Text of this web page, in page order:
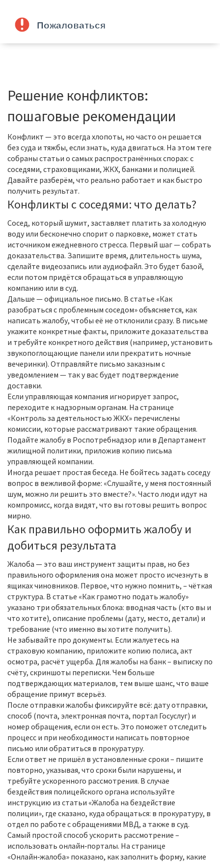
Решение конфликтов:
пошаговые рекомендации
Конфликт — это всегда хлопоты, но часто он решается
без суда и тяжбы, если знать, куда двигаться. На этом теге
собраны статьи о самых распространённых спорах: с
соседями, страховщиками, ЖКХ, банками и полицией.
Давайте разберём, что реально работает и как быстро
получить результат.
Конфликты с соседями: что делать?
Сосед, который шумит, заставляет платить за холодную
воду или бесконечно спорит о парковке, может стать
источником ежедневного стресса. Первый шаг — собрать
доказательства. Запишите время, длительность шума,
сделайте видеозапись или аудиофайл. Это будет базой,
если потом придётся обращаться в управляющую
компанию или в суд.
Дальше — официальное письмо. В статье «Как
разобраться с проблемным соседом» объясняется, как
написать жалобу, чтобы её не отклонили сразу. В письме
укажите конкретные факты, приложите доказательства
и требуйте конкретного действия (например, установить
звукопоглощающие панели или прекратить ночные
вечеринки). Отправляйте письмо заказным с
уведомлением — так у вас будет подтверждение
доставки.
Если управляющая компания игнорирует запрос,
переходите к надзорным органам. На странице
«Контроль за деятельностью ЖКХ» перечислены
комиссии, которые рассматривают такие обращения.
Подайте жалобу в Роспотребнадзор или в Департамент
жилищной политики, приложив копию письма
управляющей компании.
Иногда решает простая беседа. Не бойтесь задать соседу
вопрос в вежливой форме: «Слушайте, у меня постоянный
шум, можно ли решить это вместе?». Часто люди идут на
компромисс, когда видят, что вы готовы решить вопрос
мирно.
Как правильно оформить жалобу и
добиться результата
Жалоба — это ваш инструмент защиты прав, но без
правильного оформления она может просто исчезнуть в
ящиках чиновников. Первое, что нужно помнить, – чёткая
структура. В статье «Как грамотно подать жалобу»
указано три обязательных блока: вводная часть (кто вы и
что хотите), описание проблемы (дату, место, детали) и
требование (что именно вы хотите получить).
Не забывайте про документы. Если жалуетесь на
страховую компанию, приложите копию полиса, акт
осмотра, расчёт ущерба. Для жалобы на банк – выписку по
счёту, скриншоты переписки. Чем больше
подтверждающих материалов, тем выше шанс, что ваше
обращение примут всерьёз.
После отправки жалобы фиксируйте всё: дату отправки,
способ (почта, электронная почта, портал Госуслуг) и
номер обращения, если он есть. Это поможет отследить
процесс и при необходимости написать повторное
письмо или обратиться в прокуратуру.
Если ответ не пришёл в установленные сроки – пишите
повторно, указывая, что сроки были нарушены, и
требуйте ускоренного рассмотрения. В случае
бездействия полицейского органа используйте
инструкцию из статьи «Жалоба на бездействие
полиции», где сказано, куда обращаться: в прокуратуру, в
отдел по работе с обращениями МВД, а также в суд.
Самый простой способ ускорить рассмотрение –
использовать онлайн‑порталы. На странице
«Онлайн‑жалоба» показано, как заполнить форму, какие